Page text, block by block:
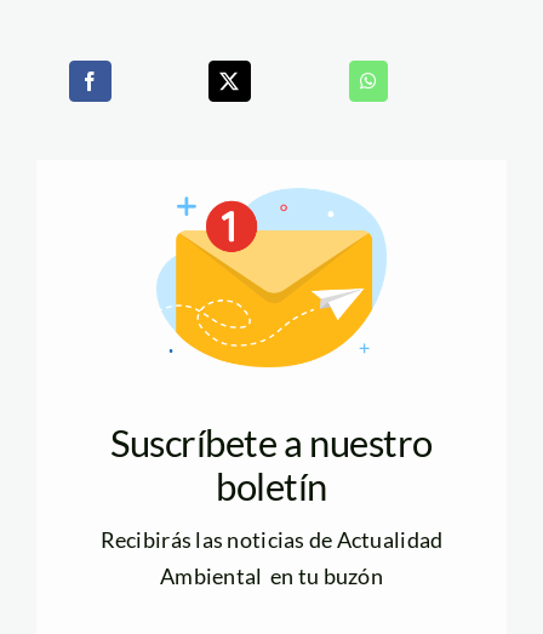
Suscríbete a nuestro
boletín
Recibirás las noticias de Actualidad
Ambiental en tu buzón